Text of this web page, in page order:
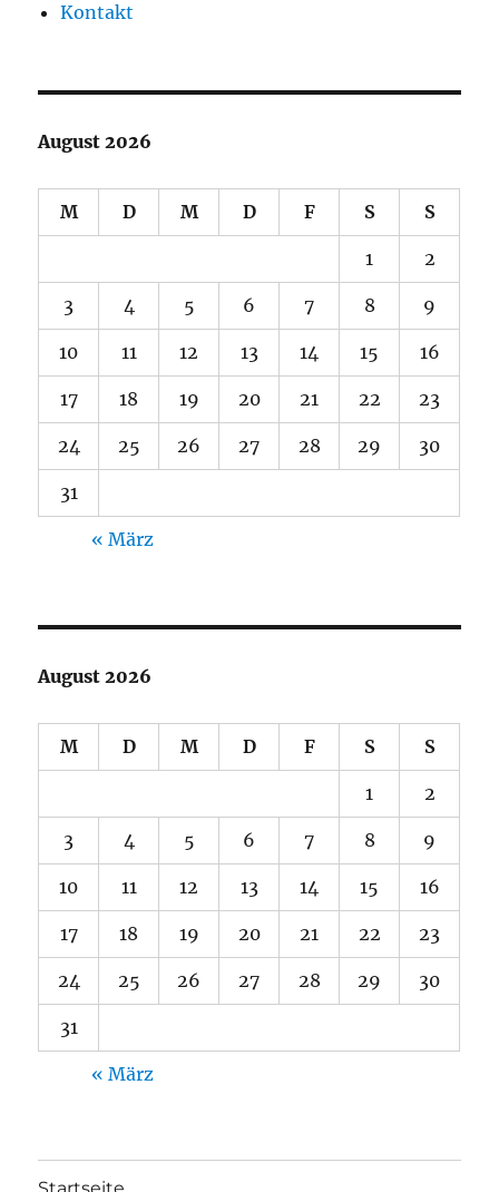
Kontakt
August 2026
M D M D F S S
1 2
3 4 5 6 7 8 9
10 11 12 13 14 15 16
17 18 19 20 21 22 23
24 25 26 27 28 29 30
31
« März
August 2026
M D M D F S S
1 2
3 4 5 6 7 8 9
10 11 12 13 14 15 16
17 18 19 20 21 22 23
24 25 26 27 28 29 30
31
« März
Startseite